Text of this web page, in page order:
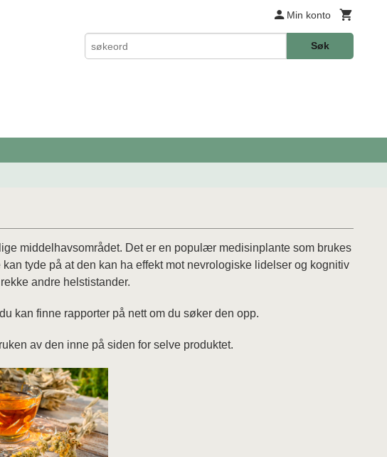
Min konto
Søk
middelhavsområdet. Det er en populær medisinplante som brukes
tyde på at den kan ha effekt mot nevrologiske lidelser og kognitiv
andre helstistander.
kan finne rapporter på nett om du søker den opp.
av den inne på siden for selve produktet.